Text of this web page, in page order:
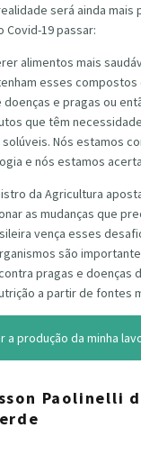
será ainda mais
Covid-19 passar:
alimentos mais
esses compostos
e pragas ou
que têm
Nós estamos
e nós estamos
da Agricultura
as mudanças que
vença esses
são
pragas e doenças
a partir de fontes
a produção da minha
Paolinelli